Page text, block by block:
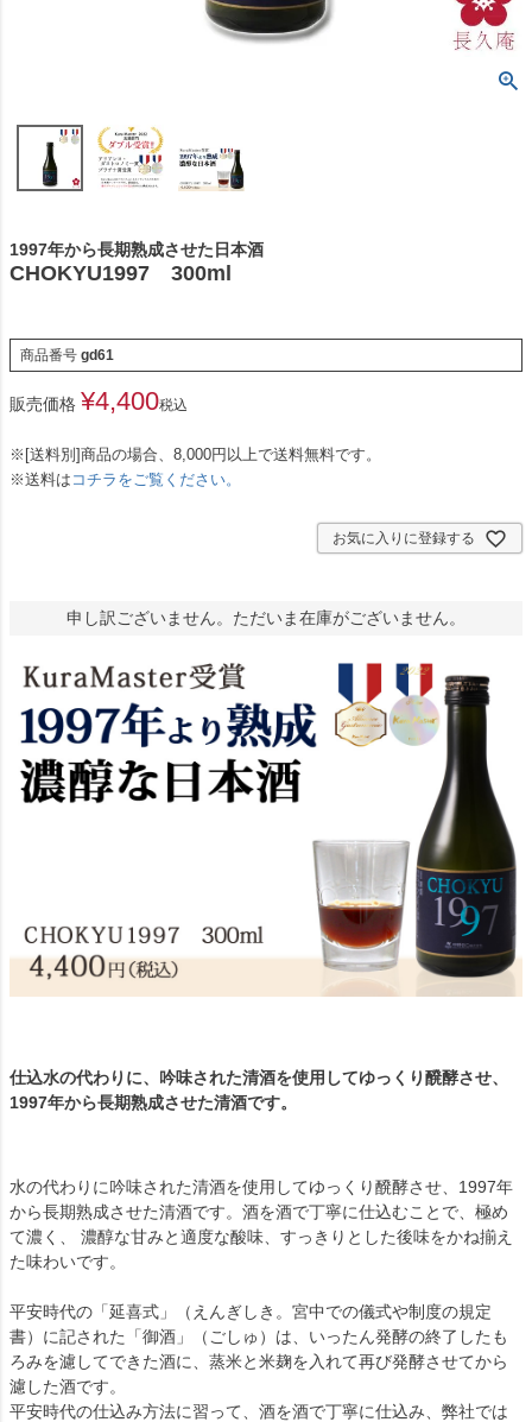
1997年から長期熟成させた日本酒
CHOKYU1997 300ml
商品番号 gd61
販売価格 ¥4,400税込
※[送料別]商品の場合、8,000円以上で送料無料です。
※送料は コチラをご覧ください。
お気に入りに登録する
申し訳ございません。ただいま在庫がございません。
仕込水の代わりに、吟味された清酒を使用してゆっくり醗酵させ、
1997年から長期熟成させた清酒です。
水の代わりに吟味された清酒を使用してゆっくり醗酵させ、1997年
から長期熟成させた清酒です。酒を酒で丁寧に仕込むことで、極め
て濃く、 濃醇な甘みと適度な酸味、すっきりとした後味をかね揃え
た味わいです。
平安時代の「延喜式」（えんぎしき。宮中での儀式や制度の規定
書）に記された「御酒」（ごしゅ）は、いったん発酵の終了したも
ろみを濾してできた酒に、蒸米と米麹を入れて再び発酵させてから
濾した酒です。
平安時代の仕込み方法に習って、酒を酒で丁寧に仕込み、弊社では